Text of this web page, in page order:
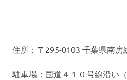
住所：〒295-0103 千葉県南房
駐車場：国道４１０号線沿い